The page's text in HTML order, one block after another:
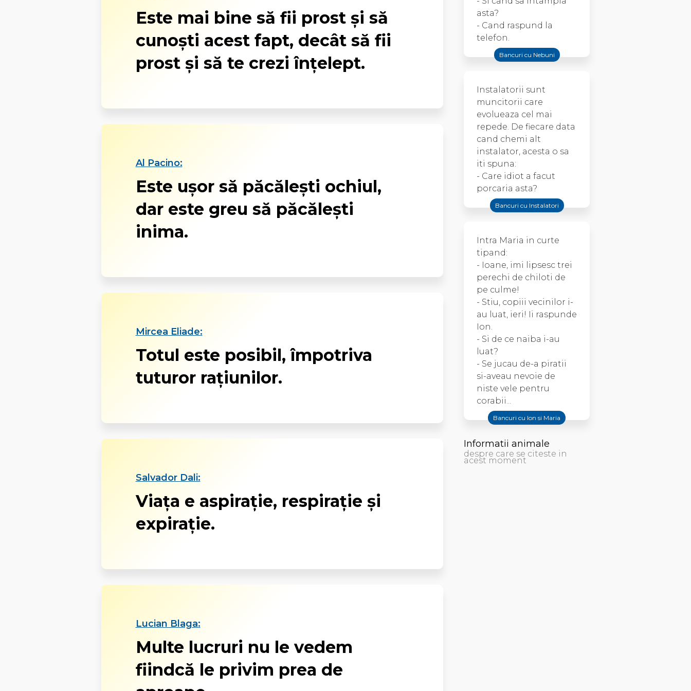
Este mai bine să fii prost şi să
cunoşti acest fapt, decât să fii
prost şi să te crezi înţelept.
Al Pacino:
Este uşor să păcăleşti ochiul,
dar este greu să păcăleşti
inima.
Mircea Eliade:
Totul este posibil, împotriva
tuturor rațiunilor.
Salvador Dali:
Viaţa e aspiraţie, respiraţie şi
expiraţie.
Lucian Blaga:
Multe lucruri nu le vedem
fiindcă le privim prea de
asta?
- Cand raspund la
telefon.
Bancuri cu Nebuni
Instalatorii sunt
muncitorii care
evolueaza cel mai
repede. De fiecare data
cand chemi alt
instalator, acesta o sa
iti spuna:
- Care idiot a facut
porcaria asta?
Bancuri cu Instalatori
Intra Maria in curte
tipand:
- Ioane, imi lipsesc trei
perechi de chiloti de
pe culme!
- Stiu, copiii vecinilor i-
au luat, ieri! Ii raspunde
Ion.
- Si de ce naiba i-au
luat?
- Se jucau de-a piratii
si-aveau nevoie de
niste vele pentru
corabii...
Bancuri cu Ion si Maria
Informatii animale
despre care se citeste in
acest moment